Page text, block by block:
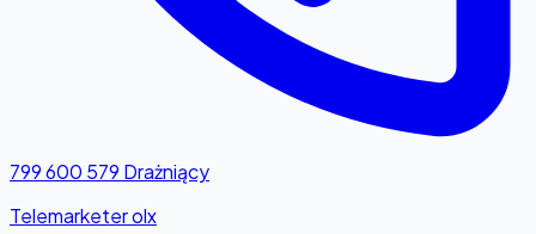
799 600 579 Drażniący
Telemarketer olx